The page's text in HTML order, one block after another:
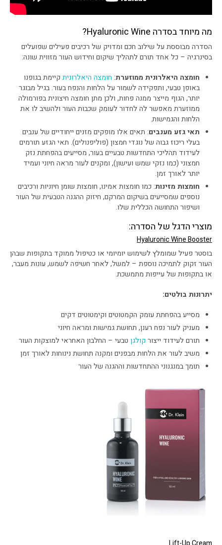
מה מיוחד בסדרה Hyaluronic Wine?
הסדרה מבוססת על שילוב חכם ומדויק של רכיבים פעילים שפועלים
בסינרגיה – כל אחד תורם לתהליך שיקום וחידוש העור מזווית שונה:
חומצה היאלרונית ממוזערת: חומצה היאלרונית קיימת בגופנו
באופן טבעי, ותפקידה לשמור על הלחות והנפח בעור. בגיל מבוגר
יותר, הגוף מייצר ממנה פחות, ולכן מתן חומצה חיצונית בפורמולה
ממוזערת מאפשר לה לחדור לעומק שכבות העור ולהשיב לו את
הלחות והגמישות.
תאי גזע מענבים: תאים אלו מופקים מזנים ייחודיים של ענבים
בעלי ריכוז גבוה של נוגדי חמצון (פוליפנולים). תאי הגזע תורמים
לעידוד תהליכי התחדשות טבעיים בעור, מסייעים בהפחתת נזק
חמצוני (כמו נזקי שמש ועישון), ומקנים לעור מראה חיוני ועמיד
יותר לאורך זמן.
חומצות מזינות: כמו חומצות אמינו, חומצות שומן חיוניות ורכיבים
נוספים שמסייעים בשיקום המרקם, חיזוק ההגנה הטבעית של העור
ושיפור התחושה הכללית שלו.
מוצרי הדגל של הסדרה:
Hyaluronic Wine Booster
בוסטר פעיל שמומלץ לשימוש יומיומי או כטיפול ממוקד בתקופות שבהן
העור זקוק לתמיכה נוספת – למשל, לאחר חשיפה לשמש, עונות מעבר,
או בתקופות של עייפות מתמשכת.
יתרונות בולטים:
מסייע בהפחתת עומק הקמטוטים וקימטוטים דקים
מעניק לעור נפח רענן, תחושת גמישות ומראה חיוני
תורם לעידוד ייצור קולגן טבעי – החלבון האחראי למוצקות העור
משיב לעור את הלחות מבפנים ומקנה תחושת נינוחות לאורך זמן
תומך במנגנוני ההתחדשות וההגנה של העור